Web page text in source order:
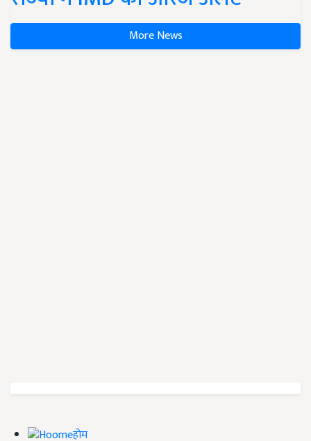
More News
होम